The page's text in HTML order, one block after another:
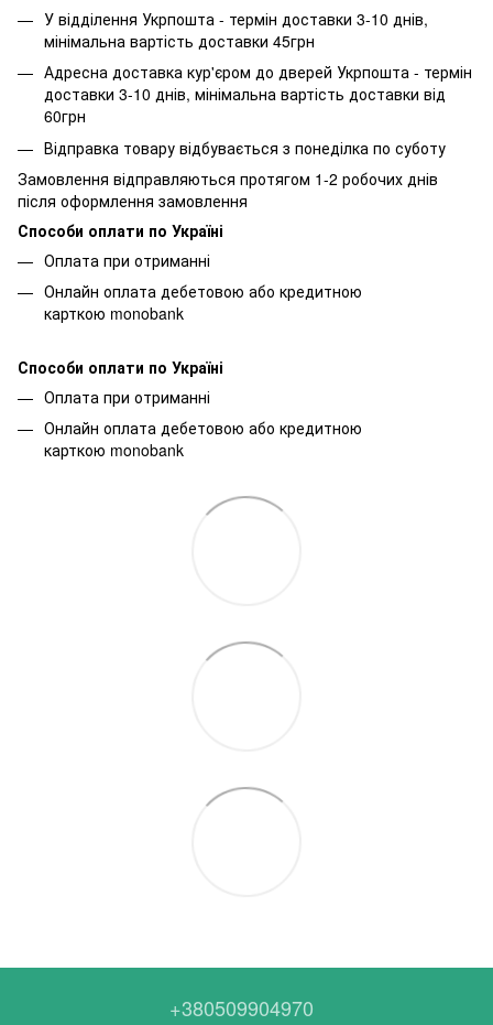
У відділення Укрпошта - термін доставки 3-10 днів,
мінімальна вартість доставки 45грн
Адресна доставка кур'єром до дверей Укрпошта - термін
доставки 3-10 днів, мінімальна вартість доставки від
60грн
Відправка товару відбувається з понеділка по суботу
Замовлення відправляються протягом 1-2 робочих днів
після оформлення замовлення
Способи оплати по Україні
Оплата при отриманні
Онлайн оплата дебетовою або кредитною
карткою monobank
Способи оплати по Україні
Оплата при отриманні
Онлайн оплата дебетовою або кредитною
карткою monobank
+380509904970